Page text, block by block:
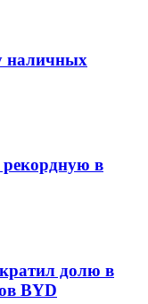
наличных
рекордную в
долю в
BYD